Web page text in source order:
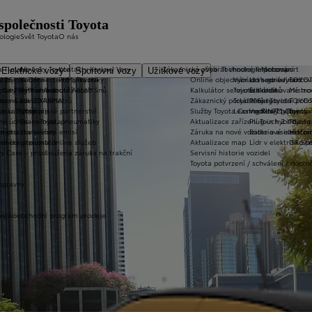
Elektrické vozy Sportovní vozy
Užitkové vozyVybrat vhodné financování
Vybrat vhodné
Toyota Kredit
Toyota Easy
Leasing KINTO One
zimních kol
na rok ZDARMA
Extracare
pro starší vozy
pneumatik
Care – prodloužená záruka na trakční
velkoobchodní program prodeje
Zákaznická zóna
Online objednání do servisu
Kalkulátor servisních úkonů
Zákaznický portál Moje Toyota
Služby Toyota Connected/MyToyota
Aktualizace zařízení Touch 2 s
Záruka na nové vozidlo a asistenční
Aktualizace map
Servisní historie vozidel
Toyota potvrzení / schválení /
T-mate
Toyota Connected/MyToyota
CarPlay™ a Android Auto™
e-Call
u Toyoty
údaje – emise, pneumatiky
metodika měření emisí
dosutpnosti online služeb
Technologie pohonu
Let's go beyond
Elektrifikované
Plně hybridní
Vodíkový palivový
Plug-in hybrid
Bateriové
Lídr v
Svět Toyota
Novinky Toyota
Kariéra
Výtvarná soutěž Auto Snů
Lovci Kilometrů
Olympijské partnerství
Team Toyota
Motorsport
GR
O nás
Kontakty Karlovy Vary
Pro zákazníky
Toyota